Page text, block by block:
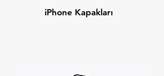
iPhone Kapakları